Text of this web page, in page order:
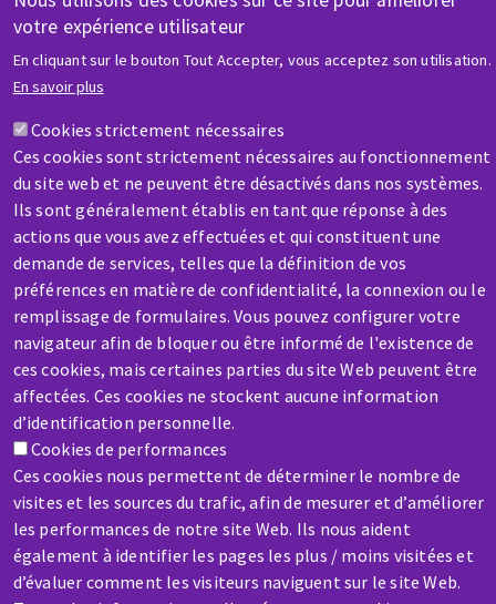
votre expérience utilisateur
En cliquant sur le bouton Tout Accepter, vous acceptez son utilisation.
En savoir plus
Cookies strictement nécessaires
Ces cookies sont strictement nécessaires au fonctionnement
du site web et ne peuvent être désactivés dans nos systèmes.
Ils sont généralement établis en tant que réponse à des
actions que vous avez effectuées et qui constituent une
demande de services, telles que la définition de vos
préférences en matière de confidentialité, la connexion ou le
remplissage de formulaires. Vous pouvez configurer votre
navigateur afin de bloquer ou être informé de l'existence de
ces cookies, mais certaines parties du site Web peuvent être
affectées. Ces cookies ne stockent aucune information
d’identification personnelle.
Cookies de performances
Ces cookies nous permettent de déterminer le nombre de
visites et les sources du trafic, afin de mesurer et d’améliorer
les performances de notre site Web. Ils nous aident
également à identifier les pages les plus / moins visitées et
d’évaluer comment les visiteurs naviguent sur le site Web.
AIDE & CONTACT
Une question ? Un renseignement ?
Contactez-nous
SAV / RÉPARATION
Une machine cassée ? En panne ?
Contactez-nous
Aller